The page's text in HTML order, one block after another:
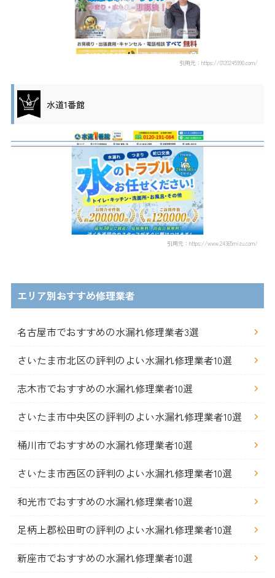
引用元：https://0120245990.com/
水道1番館
引用元：https://www.24365mizu.com/
エリア別おすすめ修理業者
名古屋市でおすすめの水漏れ修理業者3選
さいたま市北区の評判のよい水漏れ修理業者10選
志木市でおすすめの水漏れ修理業者10選
さいたま市中央区の評判のよい水漏れ修理業者10選
桶川市でおすすめの水漏れ修理業者10選
さいたま市西区の評判のよい水漏れ修理業者10選
和光市でおすすめの水漏れ修理業者10選
足柄上郡松田町の評判のよい水漏れ修理業者10選
新座市でおすすめの水漏れ修理業者10選